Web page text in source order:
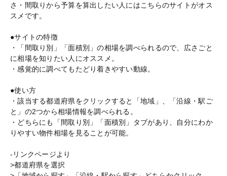
さ・間取りから予算を算出したい人にはこちらのサイトがオス
スメです。
●サイトの特徴
・「間取り別」「面積別」の相場を調べられるので、広さごと
に相場を知りたい人にオススメ。
・感覚的に調べてもたどり着きやすい動線。
●使い方
・該当する都道府県をクリックすると「地域」、「沿線・駅ご
と」の2つから相場情報を調べられる。
・どちらにも「間取り別」「面積別」タブがあり、自分にわか
りやすい物件相場を見ることが可能。
-リンクページより
>都道府県を選択